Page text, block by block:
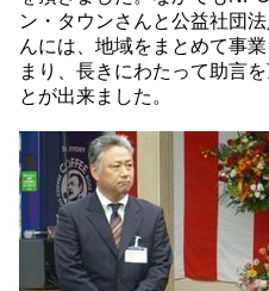
ン・タウンさんと公益社団
んには、地域をまとめて事
まり、長きにわたって助言
とが出来ました。